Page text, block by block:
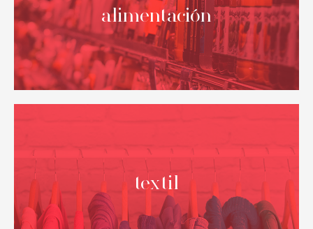
NUESTROS
alimentación
textil